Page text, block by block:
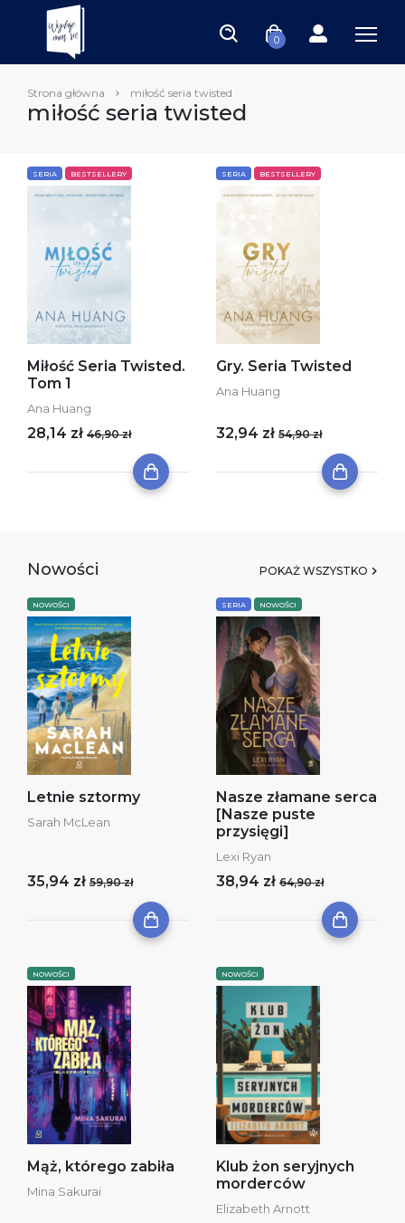
0
Strona główna miłość seria twisted
miłość seria twisted
SERIA BESTSELLERY
Miłość Seria Twisted.
Tom 1
Ana Huang
28,14 zł 46,90 zł
SERIA BESTSELLERY
Gry. Seria Twisted
Ana Huang
32,94 zł 54,90 zł
Nowości POKAŻ WSZYSTKO
NOWOŚCI
Letnie sztormy
Sarah McLean
35,94 zł 59,90 zł
SERIA NOWOŚCI
Nasze złamane serca
[Nasze puste
przysięgi]
Lexi Ryan
38,94 zł 64,90 zł
NOWOŚCI
Mąż, którego zabiła
Mina Sakurai
NOWOŚCI
Klub żon seryjnych
morderców
Elizabeth Arnott